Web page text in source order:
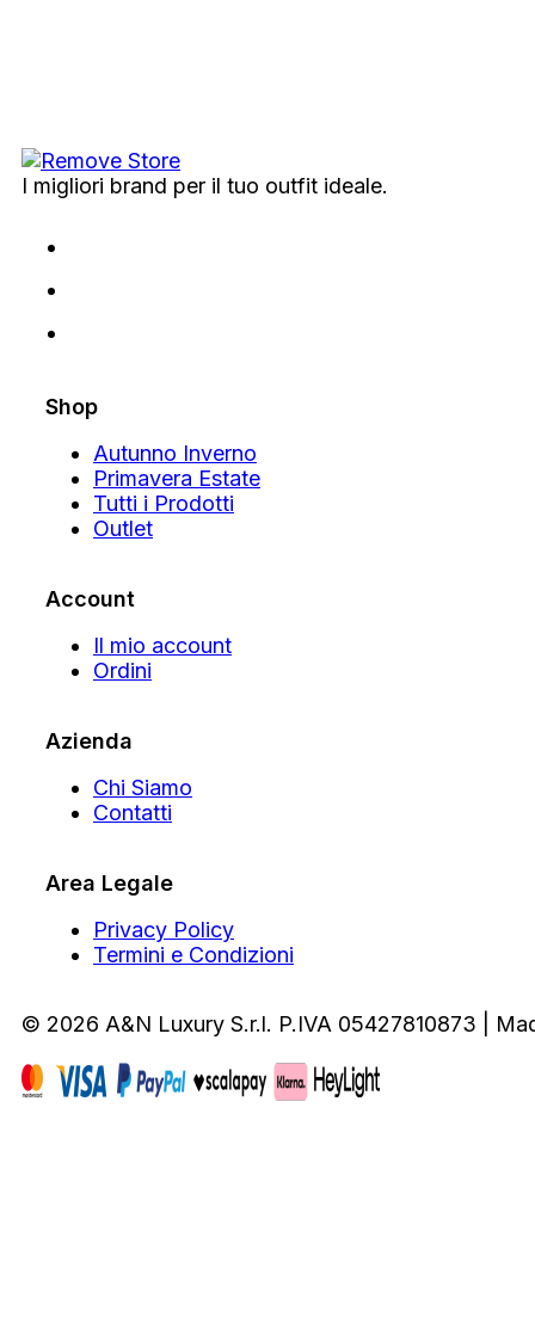
I migliori brand per il tuo outfit ideale.
Shop
Autunno Inverno
Primavera Estate
Tutti i Prodotti
Outlet
Account
Il mio account
Ordini
Azienda
Chi Siamo
Contatti
Area Legale
Privacy Policy
Termini e Condizioni
© 2026 A&N Luxury S.r.l. P.IVA 05427810873 |